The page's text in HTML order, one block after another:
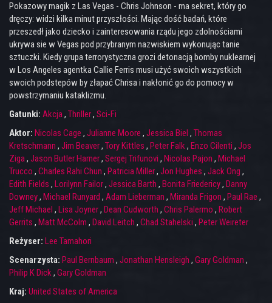
Pokazowy magik z Las Vegas - Chris Johnson - ma sekret, który go
dręczy: widzi kilka minut przyszłości. Mając dość badań, które
przeszedł jako dziecko i zainteresowania rządu jego zdolnościami
ukrywa sie w Vegas pod przybranym nazwiskiem wykonując tanie
sztuczki. Kiedy grupa terrorystyczna grozi detonacją bomby nuklearnej
w Los Angeles agentka Callie Ferris musi użyć swoich wszystkich
swoich podstepów by złapać Chrisa i nakłonić go do pomocy w
powstrzymaniu kataklizmu.
Gatunki: Akcja, Thriller, Sci-Fi
Aktor: Nicolas Cage , Julianne Moore , Jessica Biel , Thomas
Kretschmann , Jim Beaver, Tory Kittles , Peter Falk, Enzo Cilenti , Jos
Ziga, Jason Butler Harner, Sergej Trifunovi , Nicolas Pajon , Michael
Trucco , Charles Rahi Chun , Patricia Miller, Jon Hughes , Jack Ong ,
Edith Fields , Lorilynn Failor, Jessica Barth , Bonita Friedericy, Danny
Downey, Michael Runyard , Adam Lieberman , Miranda Frigon , Paul Rae ,
Jeff Michael , Lisa Joyner, Dean Cudworth , Chris Palermo , Robert
Gerrits , Matt McColm , David Leitch , Chad Stahelski , Peter Weireter
Reżyser: Lee Tamahori
Scenarzysta: Paul Bernbaum , Jonathan Hensleigh , Gary Goldman ,
Philip K Dick, Gary Goldman
Kraj: United States of America